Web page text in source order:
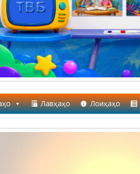
Лавҳаҳо Лоиҳаҳо